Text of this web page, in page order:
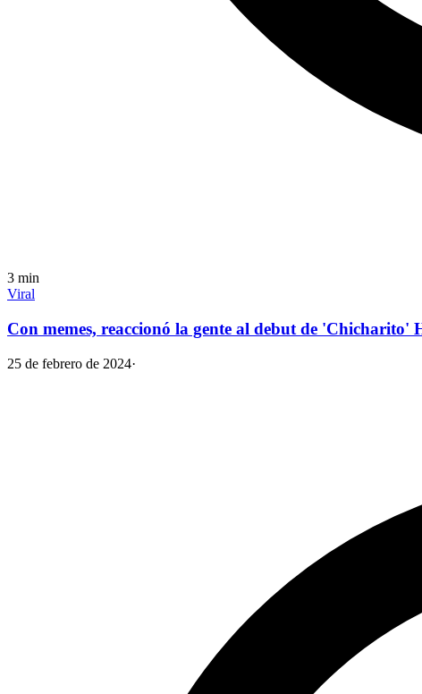
3 min
Viral
Con memes, reaccionó la gente al debut de 'Chicharito'
25 de febrero de 2024·